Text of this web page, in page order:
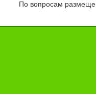
По вопросам